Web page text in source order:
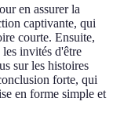
en assurer la
captivante, qui
courte. Ensuite,
les invités d'être
sur les histoires
forte, qui
en forme simple et